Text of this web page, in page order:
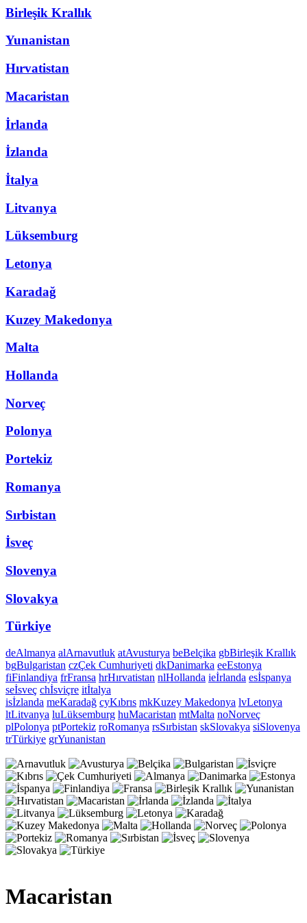
Birleşik Krallık
Yunanistan
Hırvatistan
Macaristan
İrlanda
İzlanda
İtalya
Litvanya
Lüksemburg
Letonya
Karadağ
Kuzey Makedonya
Malta
Hollanda
Norveç
Polonya
Portekiz
Romanya
Sırbistan
İsveç
Slovenya
Slovakya
Türkiye
deAlmanya alArnavutluk atAvusturya beBelçika gbBirleşik Krallık
bgBulgaristan czÇek Cumhuriyeti dkDanimarka eeEstonya
fiFinlandiya frFransa hrHırvatistan nlHollanda ieİrlanda esİspanya
seİsveç chİsviçre itİtalya
isİzlanda meKaradağ cyKıbrıs mkKuzey Makedonya lvLetonya
ltLitvanya luLüksemburg huMacaristan mtMalta noNorveç
plPolonya ptPortekiz roRomanya rsSırbistan skSlovakya siSlovenya
trTürkiye grYunanistan
Macaristan